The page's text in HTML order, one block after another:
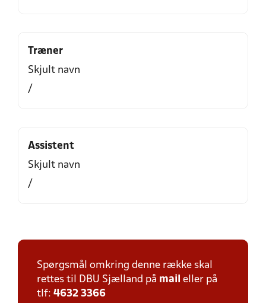
Træner
Skjult navn
/
Assistent
Skjult navn
/
Spørgsmål omkring denne række skal
rettes til DBU Sjælland på mail eller på
tlf: 4632 3366